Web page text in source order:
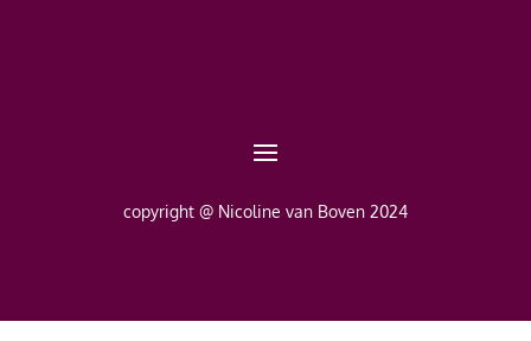
copyright @ Nicoline van Boven 2024